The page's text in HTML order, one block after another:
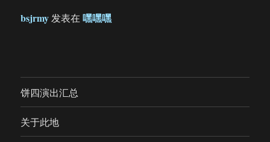
bsjrmy发表在嘿嘿嘿
饼四演出汇总
关于此地